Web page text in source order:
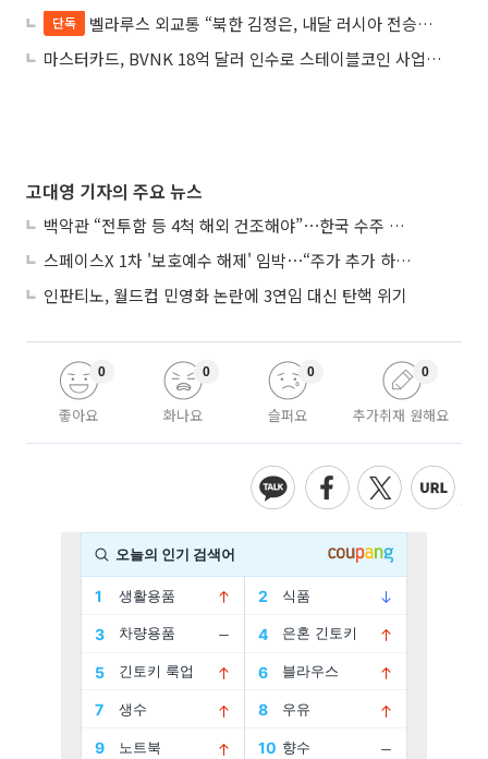
단독
벨라루스 외교통 “북한 김정은, 내달 러시아 전승절 참석 가능성”
마스터카드, BVNK 18억 달러 인수로 스테이블코인 사업 본격 확장
고대영 기자의 주요 뉴스
백악관 “전투함 등 4척 해외 건조해야”⋯한국 수주 기대
스페이스X 1차 '보호예수 해제' 임박⋯“주가 추가 하락 가능성”
인판티노, 월드컵 민영화 논란에 3연임 대신 탄핵 위기
좋아요
0
화나요
0
슬퍼요
0
추가취재 원해요
0